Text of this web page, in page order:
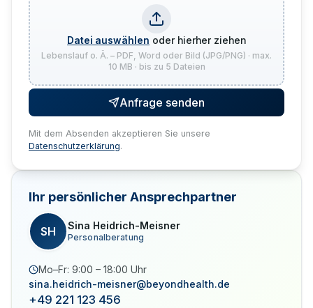
Datei auswählen oder hierher ziehen
Lebenslauf o. Ä. – PDF, Word oder Bild (JPG/PNG) · max.
10 MB · bis zu 5 Dateien
Anfrage senden
Mit dem Absenden akzeptieren Sie unsere
Datenschutzerklärung.
Ihr persönlicher Ansprechpartner
SH Sina Heidrich-Meisner
Personalberatung
Mo–Fr: 9:00 – 18:00 Uhr
sina.heidrich-meisner@beyondhealth.de
+49 221 123 456